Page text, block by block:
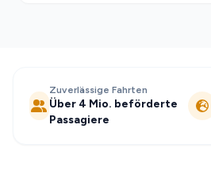
Zuverlässige Fahrten
Über 4 Mio. beförderte
Passagiere